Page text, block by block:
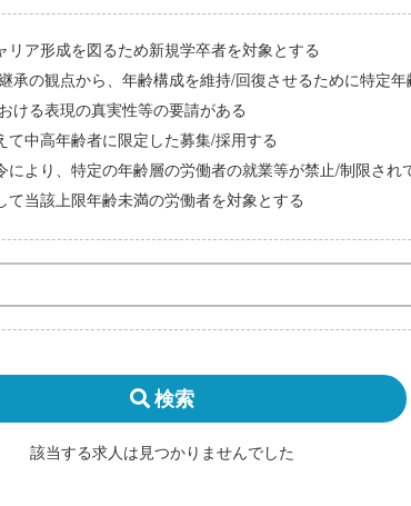
リア形成を図るため新規学卒者を対象とする
承の観点から、年齢構成を維持/回復させるために特定
ける表現の真実性等の要請がある
て中高年齢者に限定した募集/採用する
により、特定の年齢層の労働者の就業等が禁止/制限され
て当該上限年齢未満の労働者を対象とする
検索
該当する求人は見つかりませんでした